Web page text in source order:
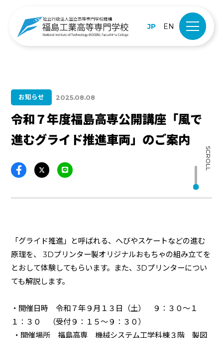
JP EN
お知らせ 2025.08.08
令和７年度福島高専公開講座「風で
進むグライド推進車両」のご案内
SCROLL
「グライド推進」と呼ばれる、へびやスケートなどの進む
原理を、
3Dプリンター製オリジナルおもちゃの組み立てを
とおして体験してもらいます。また、3Dプリンターについ
ても解説します。
・開催日時 令和７年９月１３日（土） ９：３０～１
１：３０ （受付９：１５～９：３０）
・開催場所 福島高専 機械システム工学科棟３階 製図